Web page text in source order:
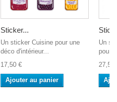
Sticker...
Un sticker Cuisine pour une
déco d'intérieur...
17,50 €
Ajouter au panier
Un
pour
27,50